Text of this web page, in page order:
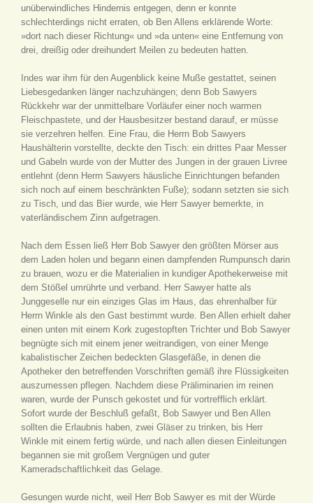
unüberwindliches Hindernis entgegen, denn er konnte
schlechterdings nicht erraten, ob Ben Allens erklärende Worte:
»dort nach dieser Richtung« und »da unten« eine Entfernung von
drei, dreißig oder dreihundert Meilen zu bedeuten hatten.
Indes war ihm für den Augenblick keine Muße gestattet, seinen
Liebesgedanken länger nachzuhängen; denn Bob Sawyers
Rückkehr war der unmittelbare Vorläufer einer noch warmen
Fleischpastete, und der Hausbesitzer bestand darauf, er müsse
sie verzehren helfen. Eine Frau, die Herrn Bob Sawyers
Haushälterin vorstellte, deckte den Tisch: ein drittes Paar Messer
und Gabeln wurde von der Mutter des Jungen in der grauen Livree
entlehnt (denn Herrn Sawyers häusliche Einrichtungen befanden
sich noch auf einem beschränkten Fuße); sodann setzten sie sich
zu Tisch, und das Bier wurde, wie Herr Sawyer bemerkte, in
vaterländischem Zinn aufgetragen.
Nach dem Essen ließ Herr Bob Sawyer den größten Mörser aus
dem Laden holen und begann einen dampfenden Rumpunsch darin
zu brauen, wozu er die Materialien in kundiger Apothekerweise mit
dem Stößel umrührte und verband. Herr Sawyer hatte als
Junggeselle nur ein einziges Glas im Haus, das ehrenhalber für
Herrn Winkle als den Gast bestimmt wurde. Ben Allen erhielt daher
einen unten mit einem Kork zugestopften Trichter und Bob Sawyer
begnügte sich mit einem jener weitrandigen, von einer Menge
kabalistischer Zeichen bedeckten Glasgefäße, in denen die
Apotheker den betreffenden Vorschriften gemäß ihre Flüssigkeiten
auszumessen pflegen. Nachdem diese Präliminarien im reinen
waren, wurde der Punsch gekostet und für vortrefflich erklärt.
Sofort wurde der Beschluß gefaßt, Bob Sawyer und Ben Allen
sollten die Erlaubnis haben, zwei Gläser zu trinken, bis Herr
Winkle mit einem fertig würde, und nach allen diesen Einleitungen
begannen sie mit großem Vergnügen und guter
Kameradschaftlichkeit das Gelage.
Gesungen wurde nicht, weil Herr Bob Sawyer es mit der Würde